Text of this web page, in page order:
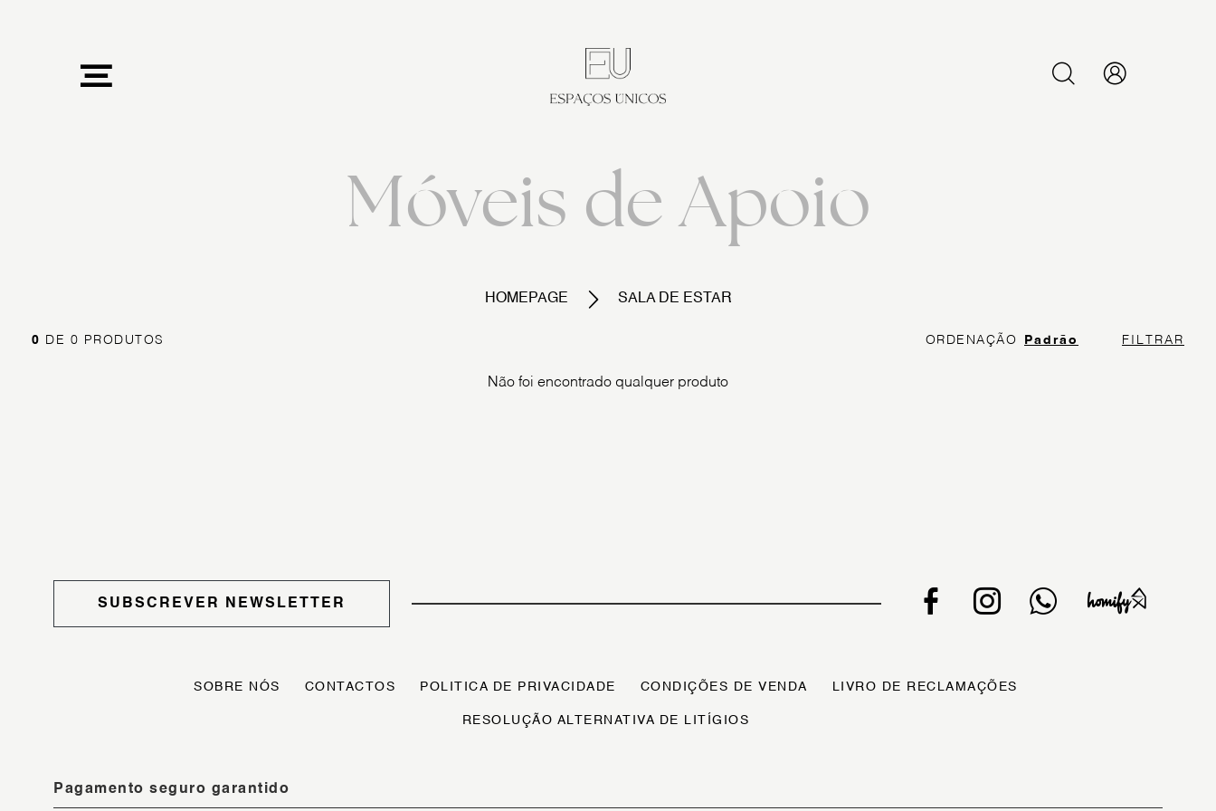
Móveis de Apoio
HOMEPAGE SALA DE ESTAR
0 DE 0 PRODUTOS ORDENAÇÃO Padrão FILTRAR
Não foi encontrado qualquer produto
SUBSCREVER NEWSLETTER
SOBRE NÓS CONTACTOS POLITICA DE PRIVACIDADE CONDIÇÕES DE VENDA LIVRO DE RECLAMAÇÕES
RESOLUÇÃO ALTERNATIVA DE LITÍGIOS
Pagamento seguro garantido